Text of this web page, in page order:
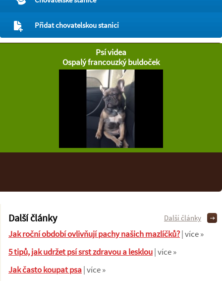
Přidat chovatelskou stanici
Psí videa
Ospalý francouzký buldoček
Další články
Jak roční období ovlivňují pachy našich mazlíčků?| více »
5 tipů, jak udržet psí srst zdravou a lesklou| více »
Jak často koupat psa| více »
Další články